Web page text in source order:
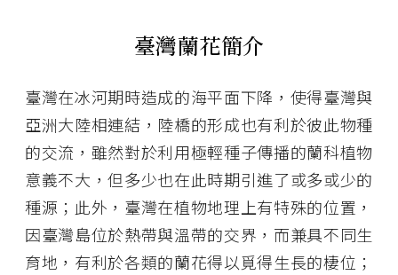
臺灣蘭花簡介
臺灣在冰河期時造成的海平面下降，使得臺灣與
亞洲大陸相連結，陸橋的形成也有利於彼此物種
的交流，雖然對於利用極輕種子傳播的蘭科植物
意義不大，但多少也在此時期引進了或多或少的
種源；此外，臺灣在植物地理上有特殊的位置，
因臺灣島位於熱帶與溫帶的交界，而兼具不同生
育地，有利於各類的蘭花得以覓得生長的棲位；